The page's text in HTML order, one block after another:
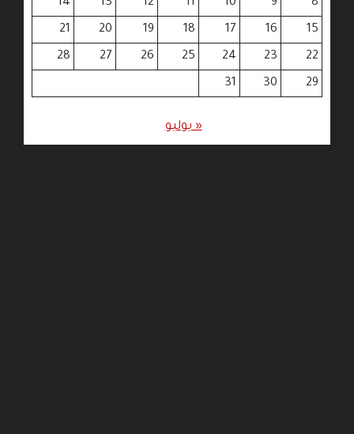
15
16
17
18
19
20
21
22
23
24
25
26
27
28
29
30
31
« يوليو